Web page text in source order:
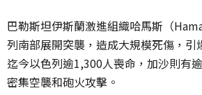
巴勒斯坦伊斯蘭激進組織哈馬斯（
列南部展開突襲，造成大規模死傷，引
迄今以色列逾1,300人喪命，加沙則有
密集空襲和砲火攻擊。